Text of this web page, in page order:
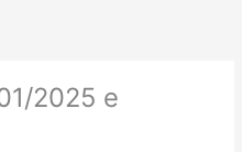
ferramentas
2025 e